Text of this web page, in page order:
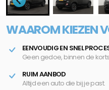
WAAROM KIEZEN
EENVOUDIG EN SNEL
Geen gedoe, binnen de
RUIM AANBOD
Altijd een auto die bij je past.